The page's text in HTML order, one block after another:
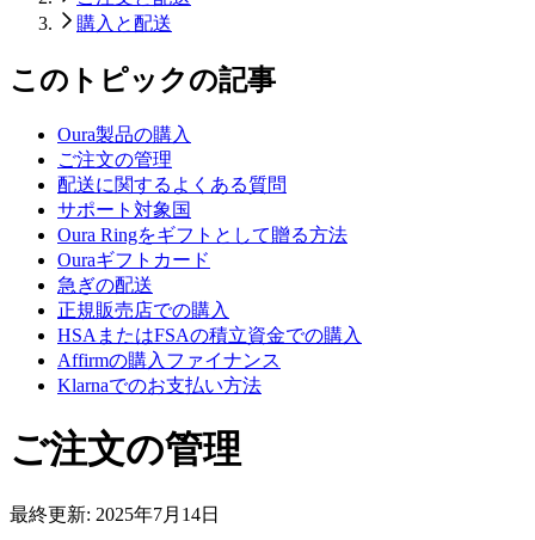
購入と配送
このトピックの記事
Oura製品の購入
ご注文の管理
配送に関するよくある質問
サポート対象国
Oura Ringをギフトとして贈る方法
Ouraギフトカード
急ぎの配送
正規販売店での購入
HSAまたはFSAの積立資金での購入
Affirmの購入ファイナンス
Klarnaでのお支払い方法
ご注文の管理
最終更新: 2025年7月14日